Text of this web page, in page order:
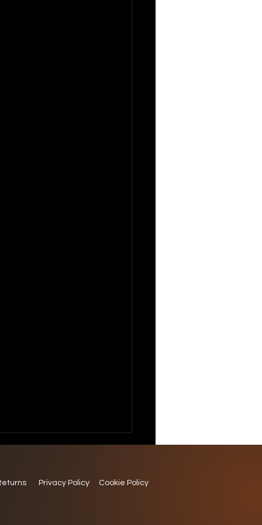
Privacy Policy Cookie Policy